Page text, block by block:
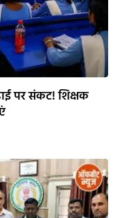
पर संकट! शिक्षक